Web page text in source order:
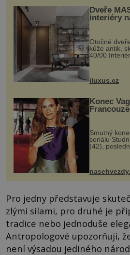
Dveře
interiéry
rozumem i
Otočné
kůže antik,
40/00
zakázku
rozměry
dnes umož...
iluxus.cz
Konec
Smutný
seriálu
(42),
Pro jedny představuje
zlými silami, pro druhé je
tradice nebo jednoduše
Antropologové upozorňují,
není výsadou jediného